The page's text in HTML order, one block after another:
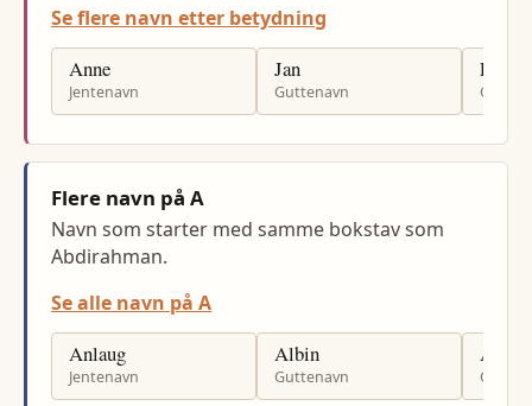
Se flere navn etter betydning
Anne
Jentenavn
Jan
Guttenavn
Per
Flere navn på A
Navn som starter med samme bokstav som
Abdirahman.
Se alle navn på A
Anlaug
Jentenavn
Albin
Guttenavn
Ari